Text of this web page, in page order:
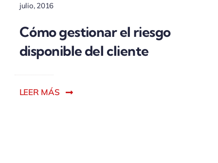
julio, 2016
Cómo gestionar el riesgo
disponible del cliente
LEER MÁS